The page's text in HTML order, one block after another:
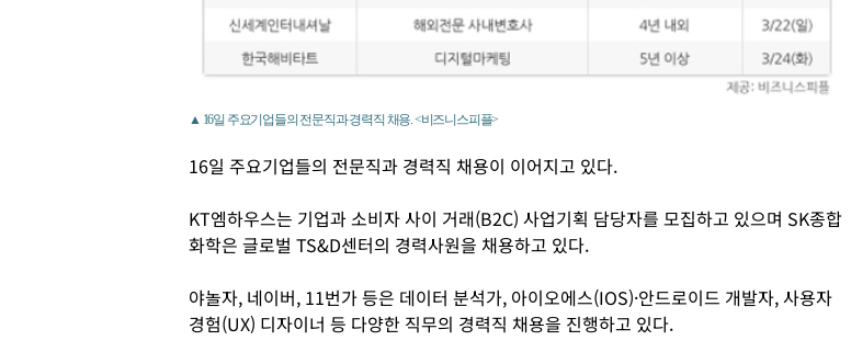
▲ 16일 주요기업들의 전문직과 경력직 채용. <비즈니스피플>
16일 주요기업들의 전문직과 경력직 채용이 이어지고 있다.
KT엠하우스는 기업과 소비자 사이 거래(B2C) 사업기획 담당자를 모집하고 있으며 SK종합
화학은 글로벌 TS&D센터의 경력사원을 채용하고 있다.
야놀자, 네이버, 11번가 등은 데이터 분석가, 아이오에스(IOS)·안드로이드 개발자, 사용자
경험(UX) 디자이너 등 다양한 직무의 경력직 채용을 진행하고 있다.